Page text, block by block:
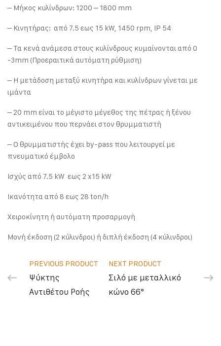
– Μήκος κυλίνδρων: 1200 – 1800 mm
– Κινητήρας: από 7.5 εως 15 kW, 1450 rpm, IP 54
– Τα κενά ανάμεσα στους κυλίνδρους κυμαίνονται από 0
-3mm (Προεραιτικά αυτόματη ρύθμιση)
– Η μετάδοση μεταξύ κινητήρα και κυλίνδρων γίνεται με
ιμάντα
– 20 mm είναι το μέγιστο μέγεθος της πέτρας ή ξένου
αντικειμένου που περνάει στον θρυμματιστή
– Ο θρυμματιστής έχει by-pass που λειτουργεί με
πνευματικό έμβολο
Ισχύς από 7.5 kW εως 2 x15 kW
Ικανότητα από 8 εως 28 ton/h
Χειροκίνητη ή αυτόματη προσαρμογή
Μονή έκδοση (2 κύλινδροι) ή διπλή έκδοση (4 κύλινδροι)
PREVIOUS PRODUCT
Ψύκτης
Αντιθέτου Ροής
NEXT PRODUCT
Σιλό με μεταλλικό
κώνο 66°